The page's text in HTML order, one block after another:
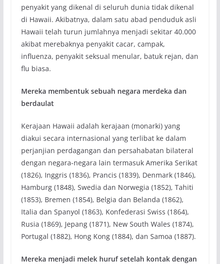
penyakit yang dikenal di seluruh dunia tidak dikenal
di Hawaii. Akibatnya, dalam satu abad penduduk asli
Hawaii telah turun jumlahnya menjadi sekitar 40.000
akibat merebaknya penyakit cacar, campak,
influenza, penyakit seksual menular, batuk rejan, dan
flu biasa.
Mereka membentuk sebuah negara merdeka dan
berdaulat
Kerajaan Hawaii adalah kerajaan (monarki) yang
diakui secara internasional yang terlibat ke dalam
perjanjian perdagangan dan persahabatan bilateral
dengan negara-negara lain termasuk Amerika Serikat
(1826), Inggris (1836), Prancis (1839), Denmark (1846),
Hamburg (1848), Swedia dan Norwegia (1852), Tahiti
(1853), Bremen (1854), Belgia dan Belanda (1862),
Italia dan Spanyol (1863), Konfederasi Swiss (1864),
Rusia (1869), Jepang (1871), New South Wales (1874),
Portugal (1882), Hong Kong (1884), dan Samoa (1887).
Mereka menjadi melek huruf setelah kontak dengan